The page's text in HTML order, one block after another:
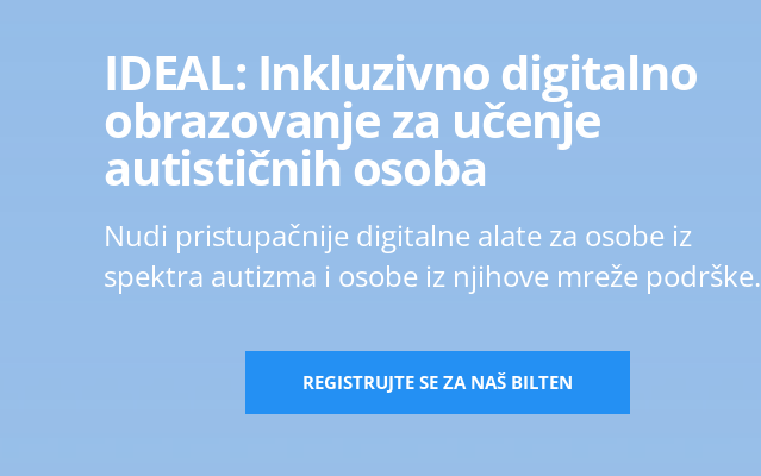
IDEAL: Inkluzivno digitalno
obrazovanje za učenje
autističnih osoba
Nudi pristupačnije digitalne alate za osobe iz
spektra autizma i osobe iz njihove mreže podrške.
REGISTRUJTE SE ZA NAŠ BILTEN